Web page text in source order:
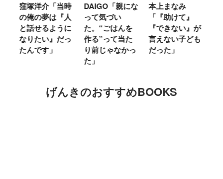
窪塚洋介「当時
の俺の夢は『人
と話せるように
なりたい』だっ
たんです」
DAIGO「親にな
って気づい
た。“ごはんを
作る”って当た
り前じゃなかっ
た」
本上まなみ
「『助けて』
『できない』が
言えない子ども
だった」
げんきのおすすめBOOKS